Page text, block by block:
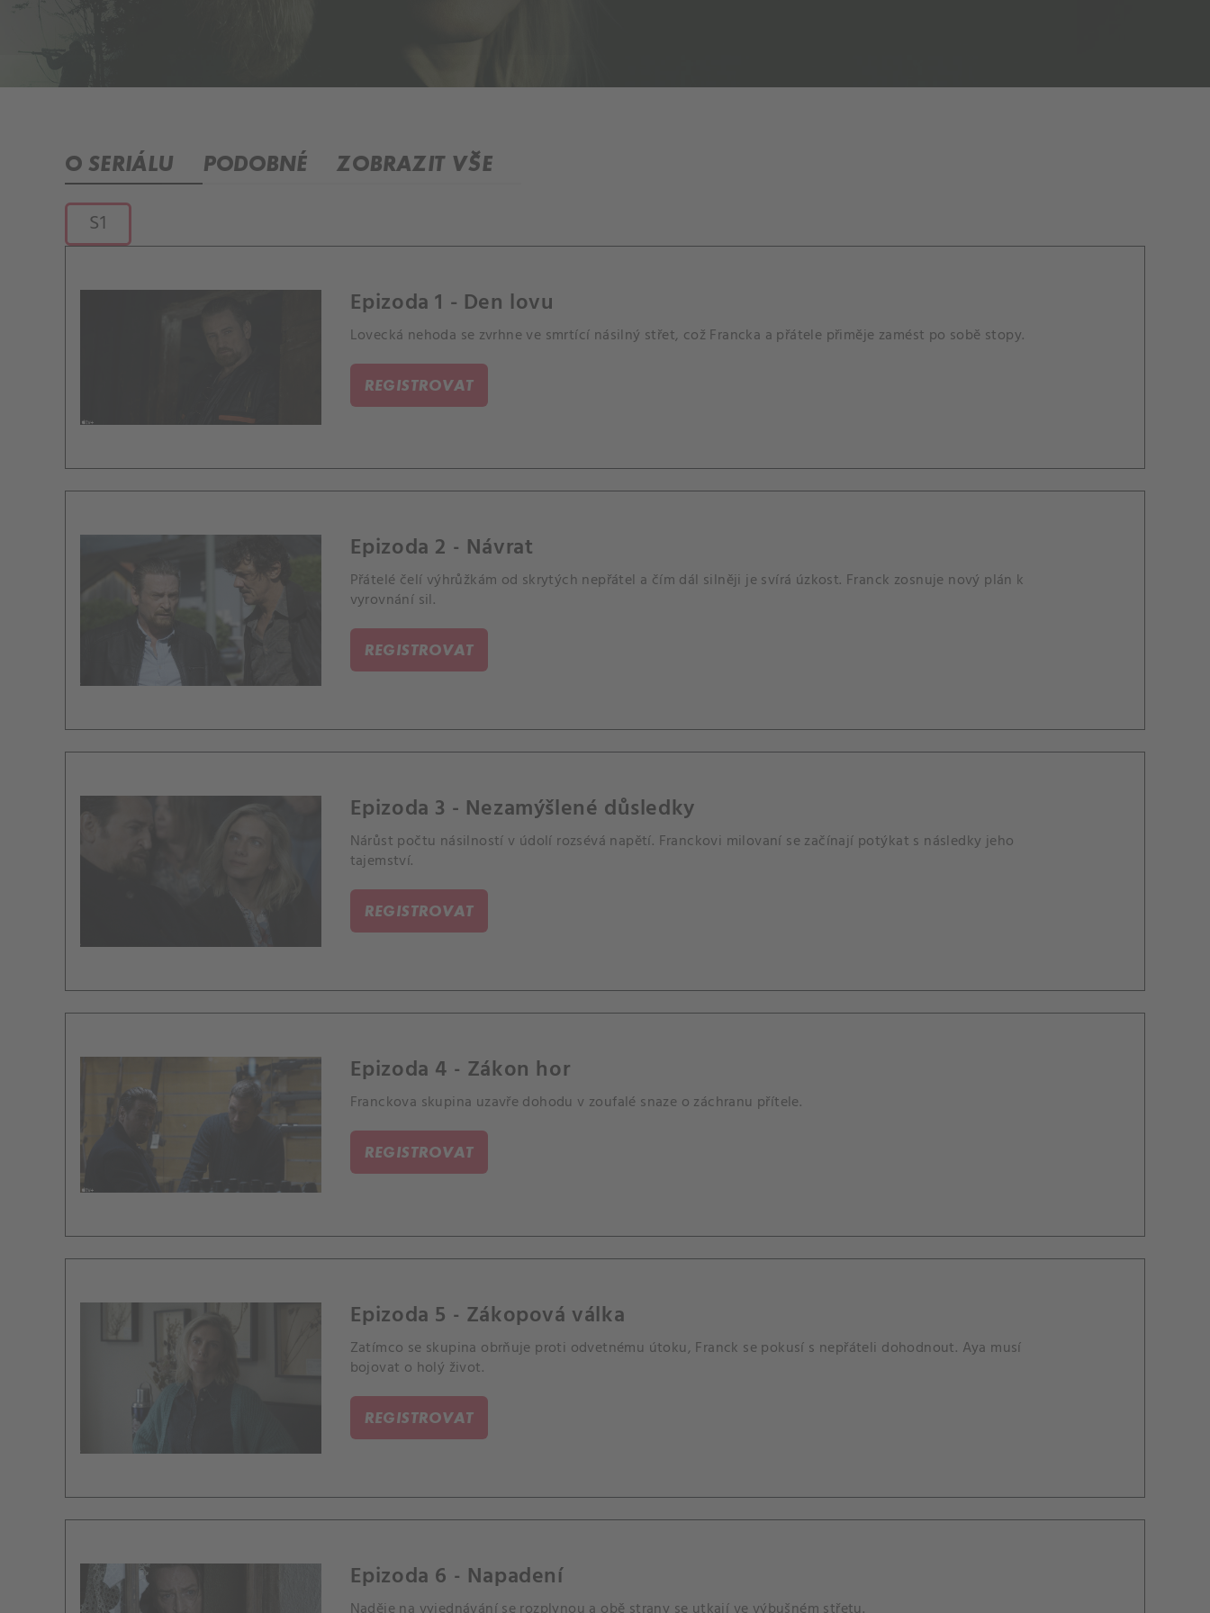
O SERIÁLU PODOBNÉ ZOBRAZIT VŠE
S1
Epizoda 1 - Den lovu
Lovecká nehoda se zvrhne ve smrtící násilný střet, což Francka a přátele přiměje zamést po sobě stopy.
REGISTROVAT
Epizoda 2 - Návrat
Přátelé čelí výhrůžkám od skrytých nepřátel a čím dál silněji je svírá úzkost. Franck zosnuje nový plán k
vyrovnání sil.
REGISTROVAT
Epizoda 3 - Nezamýšlené důsledky
Nárůst počtu násilností v údolí rozsévá napětí. Franckovi milovaní se začínají potýkat s následky jeho
tajemství.
REGISTROVAT
Epizoda 4 - Zákon hor
Franckova skupina uzavře dohodu v zoufalé snaze o záchranu přítele.
REGISTROVAT
Epizoda 5 - Zákopová válka
Zatímco se skupina obrňuje proti odvetnému útoku, Franck se pokusí s nepřáteli dohodnout. Aya musí
bojovat o holý život.
REGISTROVAT
Epizoda 6 - Napadení